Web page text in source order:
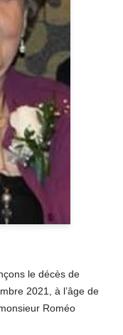
le décès de
2021, à l’âge de
Roméo